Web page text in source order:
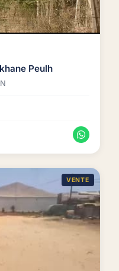
Peulh
VENTE